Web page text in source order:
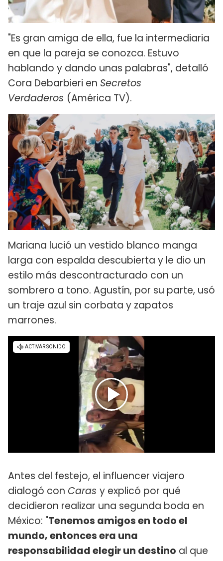
"Es gran amiga de ella, fue la intermediaria
en que la pareja se conozca. Estuvo
hablando y dando unas palabras", detalló
Cora Debarbieri en Secretos
Verdaderos (América TV).
Mariana lució un vestido blanco manga
larga con espalda descubierta y le dio un
estilo más descontracturado con un
sombrero a tono. Agustín, por su parte, usó
un traje azul sin corbata y zapatos
marrones.
Antes del festejo, el influencer viajero
dialogó con Caras y explicó por qué
decidieron realizar una segunda boda en
México: "Tenemos amigos en todo el
mundo, entonces era una
responsabilidad elegir un destino al que